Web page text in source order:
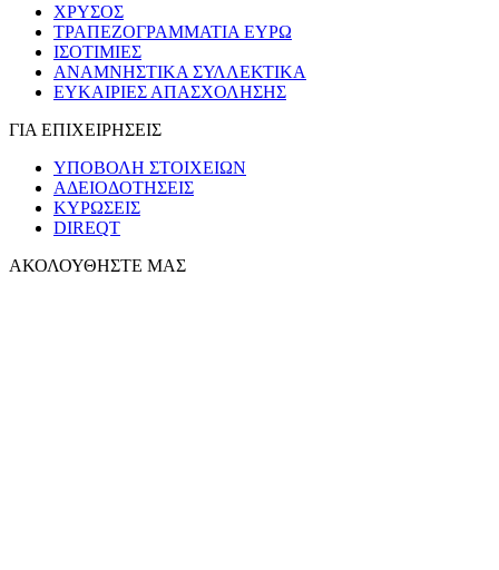
ΧΡΥΣΟΣ
ΤΡΑΠΕΖΟΓΡΑΜΜΑΤΙΑ ΕΥΡΩ
ΙΣΟΤΙΜΙΕΣ
ΑΝΑΜΝΗΣΤΙΚΑ ΣΥΛΛΕΚΤΙΚΑ
ΕΥΚΑΙΡΙΕΣ ΑΠΑΣΧΟΛΗΣΗΣ
ΓΙΑ ΕΠΙΧΕΙΡΗΣΕΙΣ
ΥΠΟΒΟΛΗ ΣΤΟΙΧΕΙΩΝ
ΑΔΕΙΟΔΟΤΗΣΕΙΣ
ΚΥΡΩΣΕΙΣ
DIREQT
ΑΚΟΛΟΥΘΗΣΤΕ ΜΑΣ